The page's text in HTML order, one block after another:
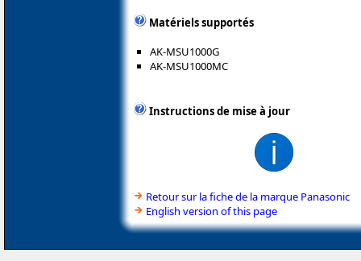
Matériels supportés
AK-MSU1000G
AK-MSU1000MC
Instructions de mise à jour
Retour sur la fiche de la marque Panasonic
English version of this page